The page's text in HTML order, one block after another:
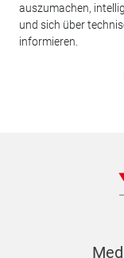
auszumachen,
und sich über
informieren.